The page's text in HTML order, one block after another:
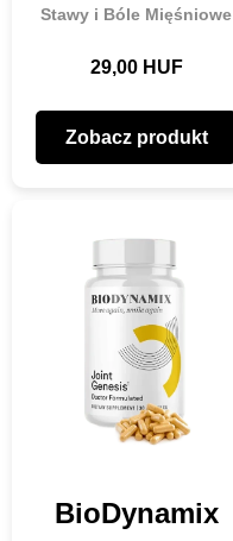
Stawy i Bóle Mięśniowe
29,00 HUF
Zobacz produkt
BioDynamix